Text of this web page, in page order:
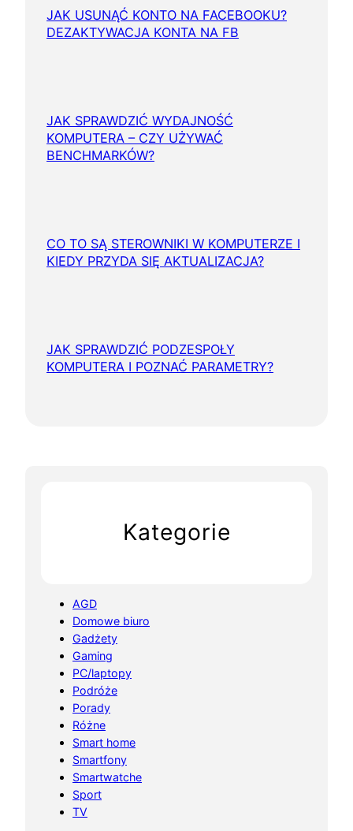
JAK USUNĄĆ KONTO NA FACEBOOKU?
DEZAKTYWACJA KONTA NA FB
JAK SPRAWDZIĆ WYDAJNOŚĆ
KOMPUTERA – CZY UŻYWAĆ
BENCHMARKÓW?
CO TO SĄ STEROWNIKI W KOMPUTERZE I
KIEDY PRZYDA SIĘ AKTUALIZACJA?
JAK SPRAWDZIĆ PODZESPOŁY
KOMPUTERA I POZNAĆ PARAMETRY?
Kategorie
AGD
Domowe biuro
Gadżety
Gaming
PC/laptopy
Podróże
Porady
Różne
Smart home
Smartfony
Smartwatche
Sport
TV